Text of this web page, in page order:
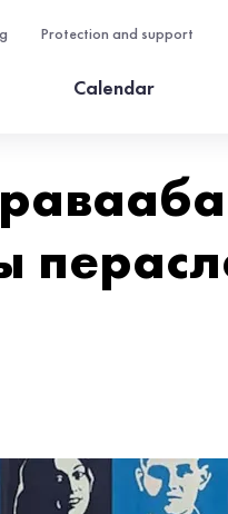
Protection and support
Calendar